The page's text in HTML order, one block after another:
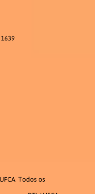
1639
. Todos os